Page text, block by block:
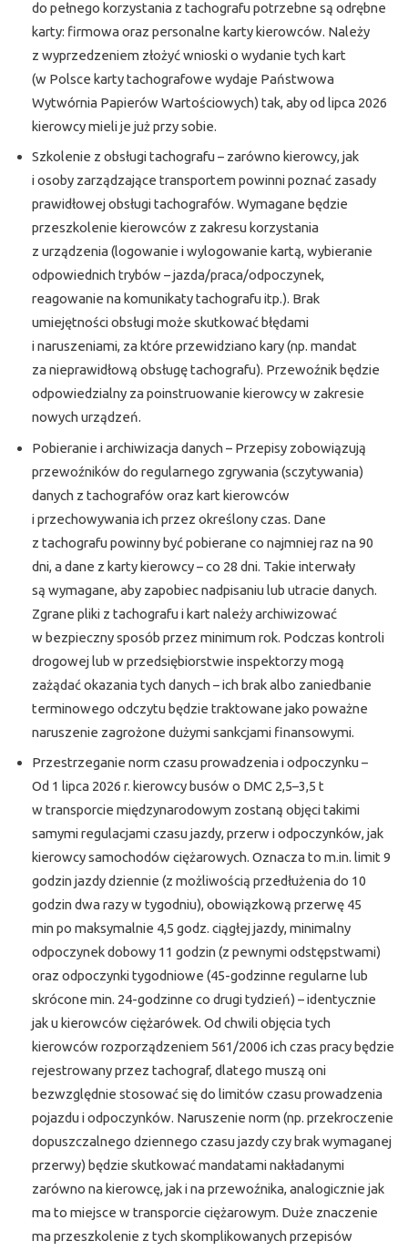
do pełnego korzystania z tachografu potrzebne są odrębne
karty: firmowa oraz personalne karty kierowców. Należy
z wyprzedzeniem złożyć wnioski o wydanie tych kart
(w Polsce karty tachografowe wydaje Państwowa
Wytwórnia Papierów Wartościowych) tak, aby od lipca 2026
kierowcy mieli je już przy sobie.
Szkolenie z obsługi tachografu – zarówno kierowcy, jak
i osoby zarządzające transportem powinni poznać zasady
prawidłowej obsługi tachografów. Wymagane będzie
przeszkolenie kierowców z zakresu korzystania
z urządzenia (logowanie i wylogowanie kartą, wybieranie
odpowiednich trybów – jazda/praca/odpoczynek,
reagowanie na komunikaty tachografu itp.). Brak
umiejętności obsługi może skutkować błędami
i naruszeniami, za które przewidziano kary (np. mandat
za nieprawidłową obsługę tachografu). Przewoźnik będzie
odpowiedzialny za poinstruowanie kierowcy w zakresie
nowych urządzeń.
Pobieranie i archiwizacja danych – Przepisy zobowiązują
przewoźników do regularnego zgrywania (sczytywania)
danych z tachografów oraz kart kierowców
i przechowywania ich przez określony czas. Dane
z tachografu powinny być pobierane co najmniej raz na 90
dni, a dane z karty kierowcy – co 28 dni. Takie interwały
są wymagane, aby zapobiec nadpisaniu lub utracie danych.
Zgrane pliki z tachografu i kart należy archiwizować
w bezpieczny sposób przez minimum rok. Podczas kontroli
drogowej lub w przedsiębiorstwie inspektorzy mogą
zażądać okazania tych danych – ich brak albo zaniedbanie
terminowego odczytu będzie traktowane jako poważne
naruszenie zagrożone dużymi sankcjami finansowymi.
Przestrzeganie norm czasu prowadzenia i odpoczynku –
Od 1 lipca 2026 r. kierowcy busów o DMC 2,5–3,5 t
w transporcie międzynarodowym zostaną objęci takimi
samymi regulacjami czasu jazdy, przerw i odpoczynków, jak
kierowcy samochodów ciężarowych. Oznacza to m.in. limit 9
godzin jazdy dziennie (z możliwością przedłużenia do 10
godzin dwa razy w tygodniu), obowiązkową przerwę 45
min po maksymalnie 4,5 godz. ciągłej jazdy, minimalny
odpoczynek dobowy 11 godzin (z pewnymi odstępstwami)
oraz odpoczynki tygodniowe (45-godzinne regularne lub
skrócone min. 24-godzinne co drugi tydzień) – identycznie
jak u kierowców ciężarówek. Od chwili objęcia tych
kierowców rozporządzeniem 561/2006 ich czas pracy będzie
rejestrowany przez tachograf, dlatego muszą oni
bezwzględnie stosować się do limitów czasu prowadzenia
pojazdu i odpoczynków. Naruszenie norm (np. przekroczenie
dopuszczalnego dziennego czasu jazdy czy brak wymaganej
przerwy) będzie skutkować mandatami nakładanymi
zarówno na kierowcę, jak i na przewoźnika, analogicznie jak
ma to miejsce w transporcie ciężarowym. Duże znaczenie
ma przeszkolenie z tych skomplikowanych przepisów